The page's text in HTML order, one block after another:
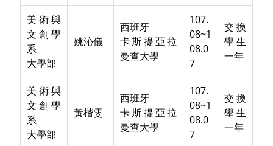
美術與
文創學
系
大學部
姚沁儀
西班牙
卡斯提亞拉
曼查大學
107.
08~1
08.0
7
交換
學生
一年
美術與
文創學
系
大學部
黃楷雯
西班牙
卡斯提亞拉
曼查大學
107.
08~1
08.0
7
交換
學生
一年